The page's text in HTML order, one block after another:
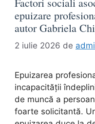
epuizare
autor Gabriela
2 iulie 2026 de
Epuizarea
incapacității
de muncă a
foarte solicitantă.